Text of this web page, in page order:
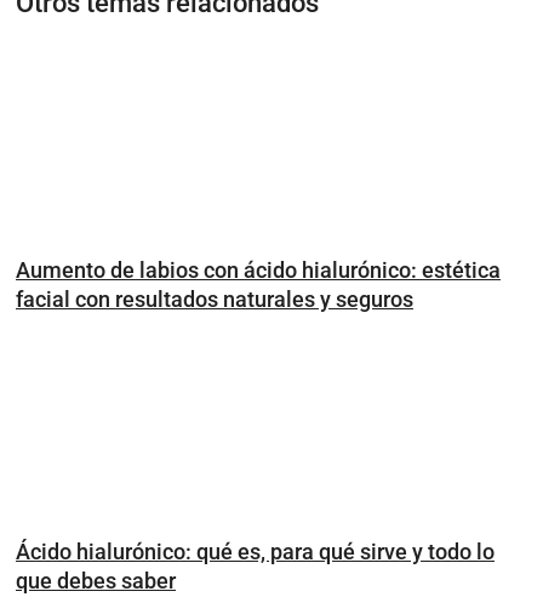
Aumento de labios con ácido hialurónico: estética
facial con resultados naturales y seguros
Ácido hialurónico: qué es, para qué sirve y todo lo
que debes saber